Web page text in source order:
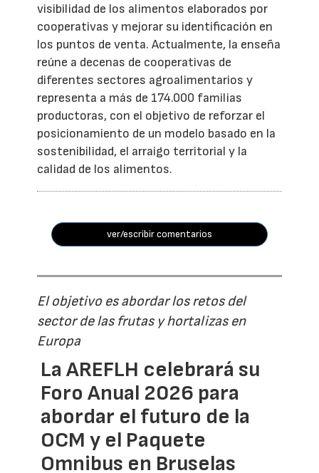
visibilidad de los alimentos elaborados por
cooperativas y mejorar su identificación en
los puntos de venta. Actualmente, la enseña
reúne a decenas de cooperativas de
diferentes sectores agroalimentarios y
representa a más de 174.000 familias
productoras, con el objetivo de reforzar el
posicionamiento de un modelo basado en la
sostenibilidad, el arraigo territorial y la
calidad de los alimentos.
ver/escribir comentarios
El objetivo es abordar los retos del
sector de las frutas y hortalizas en
Europa
La AREFLH celebrará su
Foro Anual 2026 para
abordar el futuro de la
OCM y el Paquete
Omnibus en Bruselas